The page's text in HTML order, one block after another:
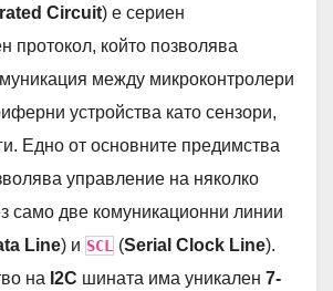
Circuit) е сериен
протокол, който позволява
между микроконтролери
устройства като сензори,
Едно от основните предимства
управление на няколко
само две комуникационни линии
Line) и SCL (Serial Clock Line).
на I2C шината има уникален 7-